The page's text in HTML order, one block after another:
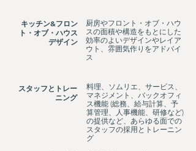
キッチン&フロン
ト・オブ・ハウス
デザイン
厨房やフロント・オブ・ハウ
スの面積や構造をもとにした
効率のよいデザインやレイア
ウト、雰囲気作りをアドバイ
ス
スタッフとトレー
ニング
料理、ソムリエ、サービス、
マネジメント、バックオフィ
ス機能 (総務、給与計算、予
算管理、人事機能、研修など)
の提供など、あらゆる面での
スタッフの採用とトレーニン
グ